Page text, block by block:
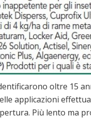
oltre 15
applicazioni
Più lento ma